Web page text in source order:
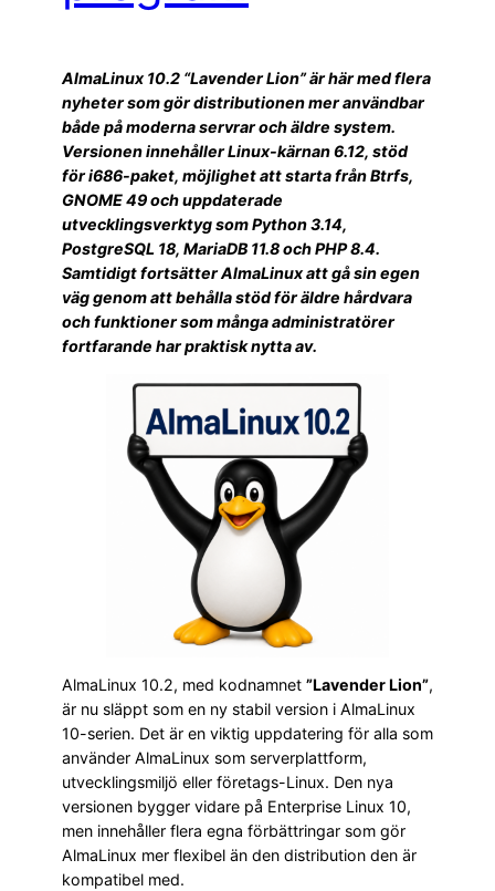
AlmaLinux 10.2 “Lavender Lion” är här med flera
nyheter som gör distributionen mer användbar
både på moderna servrar och äldre system.
Versionen innehåller Linux-kärnan 6.12, stöd
för i686-paket, möjlighet att starta från Btrfs,
GNOME 49 och uppdaterade
utvecklingsverktyg som Python 3.14,
PostgreSQL 18, MariaDB 11.8 och PHP 8.4.
Samtidigt fortsätter AlmaLinux att gå sin egen
väg genom att behålla stöd för äldre hårdvara
och funktioner som många administratörer
fortfarande har praktisk nytta av.
AlmaLinux 10.2, med kodnamnet ”Lavender Lion”,
är nu släppt som en ny stabil version i AlmaLinux
10-serien. Det är en viktig uppdatering för alla som
använder AlmaLinux som serverplattform,
utvecklingsmiljö eller företags-Linux. Den nya
versionen bygger vidare på Enterprise Linux 10,
men innehåller flera egna förbättringar som gör
AlmaLinux mer flexibel än den distribution den är
kompatibel med.